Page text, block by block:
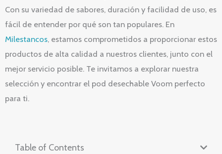
Con su variedad de sabores, duración y facilidad de uso, es
fácil de entender por qué son tan populares. En
Milestancos, estamos comprometidos a proporcionar estos
productos de alta calidad a nuestros clientes, junto con el
mejor servicio posible. Te invitamos a explorar nuestra
selección y encontrar el pod desechable Voom perfecto
para ti.
Table of Contents